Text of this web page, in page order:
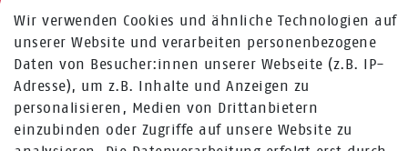
Wir verwenden Cookies und ähnliche Technologien auf
unserer Website und verarbeiten personenbezogene
Daten von Besucher:innen unserer Webseite (z.B. IP-
Adresse), um z.B. Inhalte und Anzeigen zu
personalisieren, Medien von Drittanbietern
einzubinden oder Zugriffe auf unsere Website zu
MEHR ÜBER UNS
Fragen zur Bestellung:
+49 (0) 241 / 95 78 26 11